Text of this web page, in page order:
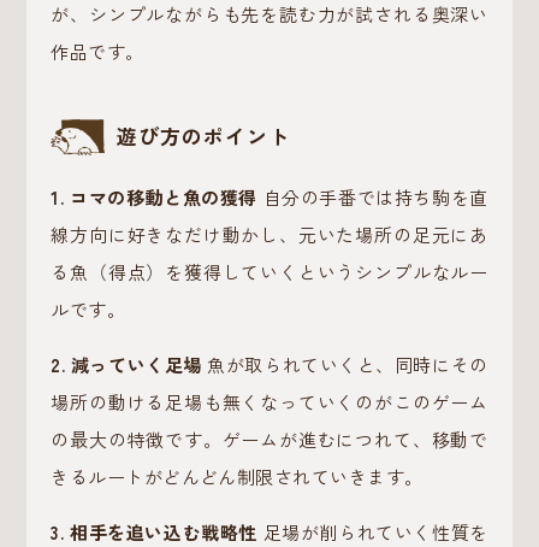
が、シンプルながらも先を読む力が試される奥深い
作品です。
遊び方のポイント
1. コマの移動と魚の獲得 自分の手番では持ち駒を直
線方向に好きなだけ動かし、元いた場所の足元にあ
る魚（得点）を獲得していくというシンプルなルー
ルです。
2. 減っていく足場 魚が取られていくと、同時にその
場所の動ける足場も無くなっていくのがこのゲーム
の最大の特徴です。ゲームが進むにつれて、移動で
きるルートがどんどん制限されていきます。
3. 相手を追い込む戦略性 足場が削られていく性質を